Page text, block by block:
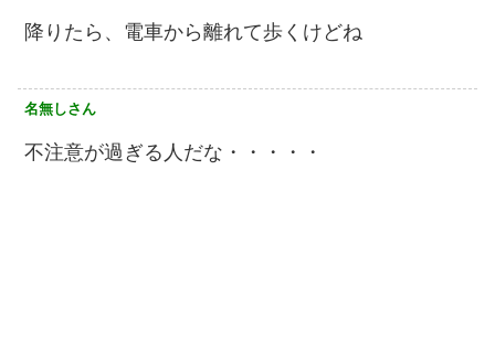
降りたら、電車から離れて歩くけどね
名無しさん
不注意が過ぎる人だな・・・・・